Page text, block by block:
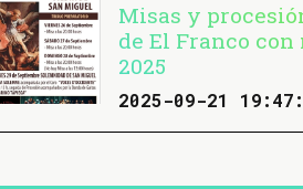
Misas y
de El Franco
2025
2025-09-21